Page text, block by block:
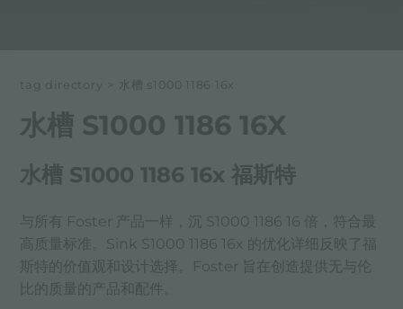
tag directory > 水槽 s1000 1186 16x
水槽 S1000 1186 16X
水槽 S1000 1186 16x 福斯特
与所有 Foster 产品一样，沉 S1000 1186 16 倍，符合最
高质量标准。Sink S1000 1186 16x 的优化详细反映了福
斯特的价值观和设计选择。Foster 旨在创造提供无与伦
比的质量的产品和配件。